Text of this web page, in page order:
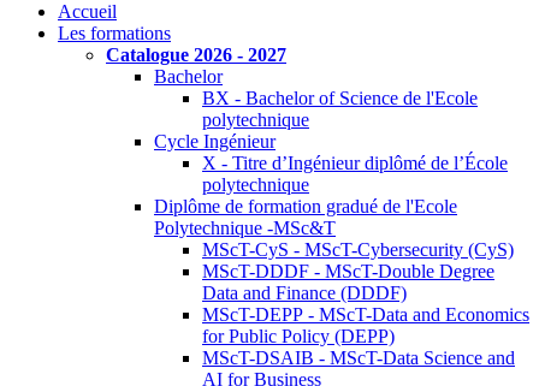
Accueil
Les formations
Catalogue 2026 - 2027
Bachelor
BX - Bachelor of Science de l'Ecole
polytechnique
Cycle Ingénieur
X - Titre d’Ingénieur diplômé de l’École
polytechnique
Diplôme de formation gradué de l'Ecole
Polytechnique -MSc&T
MScT-CyS - MScT-Cybersecurity (CyS)
MScT-DDDF - MScT-Double Degree
Data and Finance (DDDF)
MScT-DEPP - MScT-Data and Economics
for Public Policy (DEPP)
MScT-DSAIB - MScT-Data Science and
AI for Business